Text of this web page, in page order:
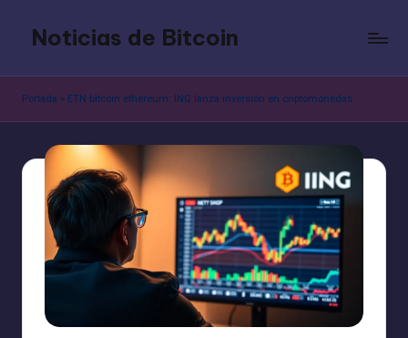
contenido
Noticias de Bitcoin
Portada » ETN bitcoin ethereum: ING lanza inversión en criptomonedas